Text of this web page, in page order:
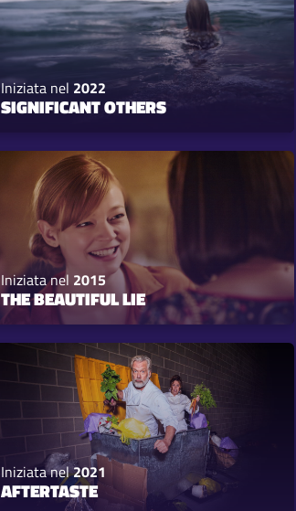
Iniziata nel 2022
SIGNIFICANT OTHERS
Iniziata nel 2015
THE BEAUTIFUL LIE
Iniziata nel2021
AFTERTASTE